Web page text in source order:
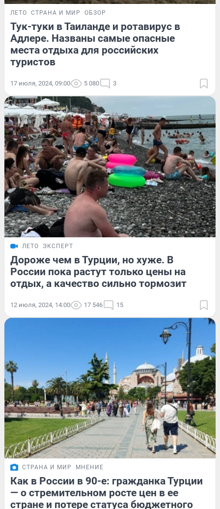
ЛЕТО СТРАНА И МИР ОБЗОР
Тук-туки в Таиланде и ротавирус в
Адлере. Названы самые опасные
места отдыха для российских
туристов
17 июля, 2024, 09:00 5 080 3
ЛЕТО ЭКСПЕРТ
Дороже чем в Турции, но хуже. В
России пока растут только цены на
отдых, а качество сильно тормозит
12 июля, 2024, 14:00 17 546 15
СТРАНА И МИР МНЕНИЕ
Как в России в 90-е: гражданка Турции
— о стремительном росте цен в ее
стране и потере статуса бюджетного